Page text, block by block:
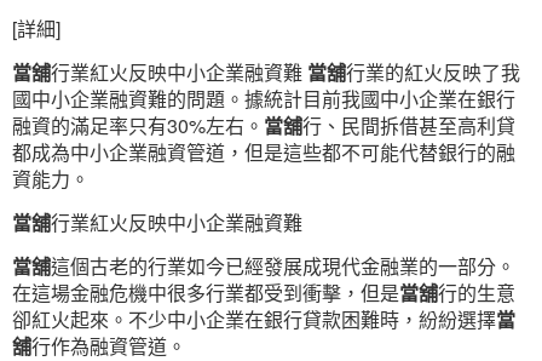
[詳細]
當舖行業紅火反映中小企業融資難 當舖行業的紅火反映了我
國中小企業融資難的問題。據統計目前我國中小企業在銀行
融資的滿足率只有30%左右。 當舖行、民間拆借甚至高利貸
都成為中小企業融資管道，但是這些都不可能代替銀行的融
資能力。
當舖行業紅火反映中小企業融資難
當舖這個古老的行業如今已經發展成現代金融業的一部分。
在這場金融危機中很多行業都受到衝擊，但是當舖行的生意
卻紅火起來。不少中小企業在銀行貸款困難時，紛紛選擇當
舖行作為融資管道。